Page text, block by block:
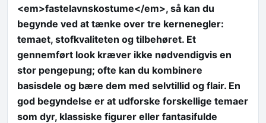
<em>fastelavnskostume</em>, så kan du
begynde ved at tænke over tre kernenegler:
temaet, stofkvaliteten og tilbehøret. Et
gennemført look kræver ikke nødvendigvis en
stor pengepung; ofte kan du kombinere
basisdele og bære dem med selvtillid og flair. En
god begyndelse er at udforske forskellige temaer
som dyr, klassiske figurer eller fantasifulde